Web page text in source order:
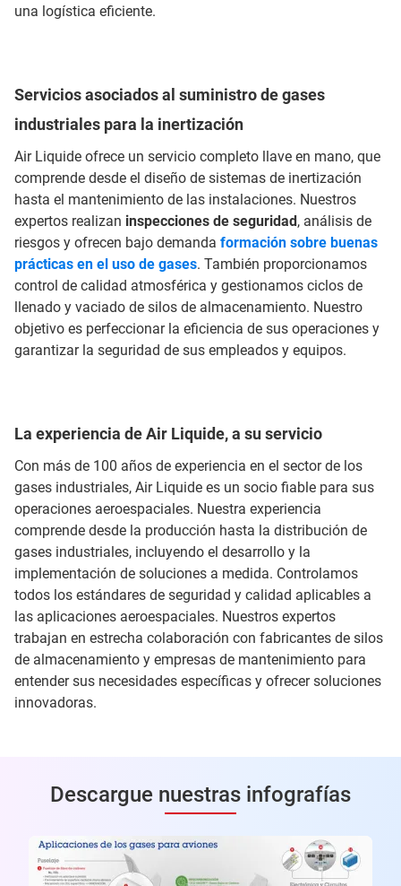
una logística eficiente.
Servicios asociados al suministro de gases
industriales para la inertización
Air Liquide ofrece un servicio completo llave en mano, que
comprende desde el diseño de sistemas de inertización
hasta el mantenimiento de las instalaciones. Nuestros
expertos realizan inspecciones de seguridad, análisis de
riesgos y ofrecen bajo demanda formación sobre buenas
prácticas en el uso de gases. También proporcionamos
control de calidad atmosférica y gestionamos ciclos de
llenado y vaciado de silos de almacenamiento. Nuestro
objetivo es perfeccionar la eficiencia de sus operaciones y
garantizar la seguridad de sus empleados y equipos.
La experiencia de Air Liquide, a su servicio
Con más de 100 años de experiencia en el sector de los
gases industriales, Air Liquide es un socio fiable para sus
operaciones aeroespaciales. Nuestra experiencia
comprende desde la producción hasta la distribución de
gases industriales, incluyendo el desarrollo y la
implementación de soluciones a medida. Controlamos
todos los estándares de seguridad y calidad aplicables a
las aplicaciones aeroespaciales. Nuestros expertos
trabajan en estrecha colaboración con fabricantes de silos
de almacenamiento y empresas de mantenimiento para
entender sus necesidades específicas y ofrecer soluciones
innovadoras.
Descargue nuestras infografías